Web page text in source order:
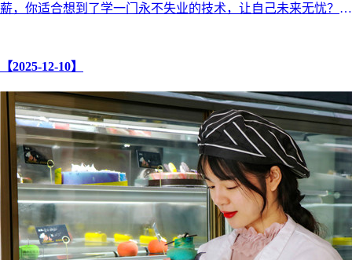
薪，你适合想到了学一门永不失业的技术，让自己未来无忧？
【2025-12-10】